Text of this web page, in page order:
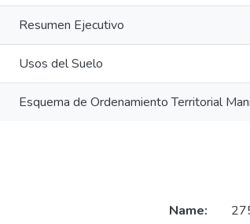
Resumen Ejecutivo
Usos del Suelo
Esquema de Ordenamiento Territorial
Name: